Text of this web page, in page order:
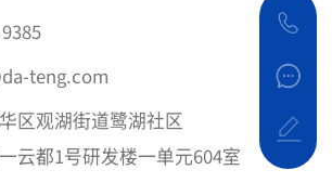
teng.com
区观湖街道鹭湖社区
云都1号研发楼一单元604室